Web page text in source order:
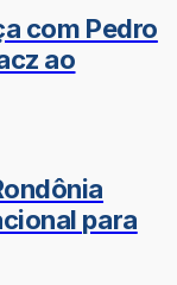
com Pedro
ao
para